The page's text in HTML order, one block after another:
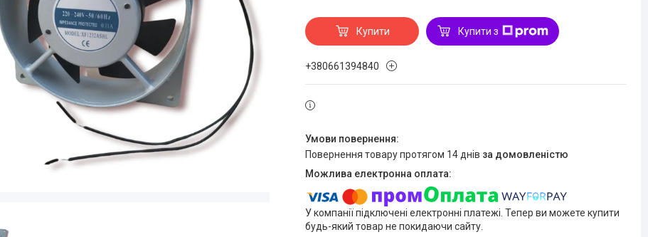
Купити Купити з
+380661394840
повернення товару протягом 14 днів за домовленістю
У компанії підключені електронні платежі. Тепер ви можете купити
будь-який товар не покидаючи сайту.